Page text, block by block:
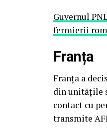
Guvernul
fermierii
Franța
Franța a
din unitățile
contact cu
transmite